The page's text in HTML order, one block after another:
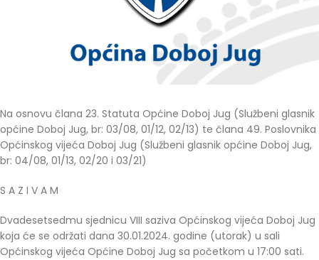
Na osnovu člana 23. Statuta Općine Doboj Jug (Službeni glasnik
općine Doboj Jug, br: 03/08, 01/12, 02/13) te člana 49. Poslovnika
Općinskog vijeća Doboj Jug (Službeni glasnik općine Doboj Jug,
br: 04/08, 01/13, 02/20 i 03/21)
S A Z I V A M
Dvadesetsedmu sjednicu VIII saziva Općinskog vijeća Doboj Jug
koja će se održati dana 30.01.2024. godine (utorak) u sali
Općinskog vijeća Općine Doboj Jug sa početkom u 17:00 sati.